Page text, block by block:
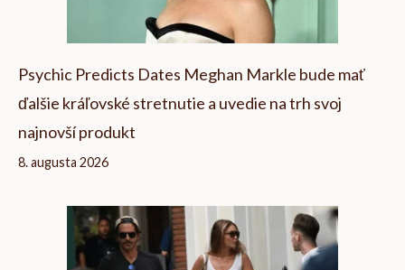
Psychic Predicts Dates Meghan Markle bude mať
ďalšie kráľovské stretnutie a uvedie na trh svoj
najnovší produkt
8. augusta 2026